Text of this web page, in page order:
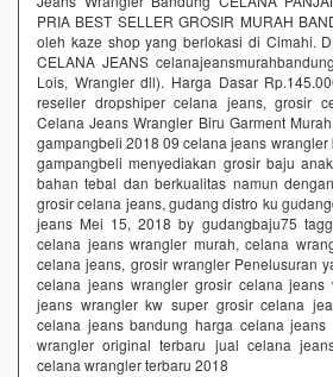
PRIA BEST SELLER GROSIR MURAH
oleh kaze shop yang berlokasi di Cimahi.
CELANA JEANS
Lois, Wrangler dll). Harga Dasar
reseller dropshiper celana jeans, grosir
Celana Jeans Wrangler Biru Garment
gampangbeli 2018 09 celana jeans wrangler
gampangbeli menyediakan grosir baju
bahan tebal dan berkualitas namun
grosir celana jeans, gudang distro ku
jeans Mei 15, 2018 by gudangbaju75
celana jeans wrangler murah, celana
celana jeans, grosir wrangler Penelusuran
celana jeans wrangler grosir celana jeans
jeans wrangler kw super grosir celana
celana jeans bandung harga celana jeans
wrangler original terbaru jual celana
celana wrangler terbaru 2018